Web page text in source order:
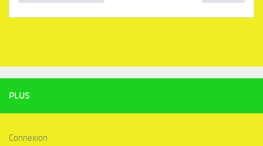
PLUS
Connexion